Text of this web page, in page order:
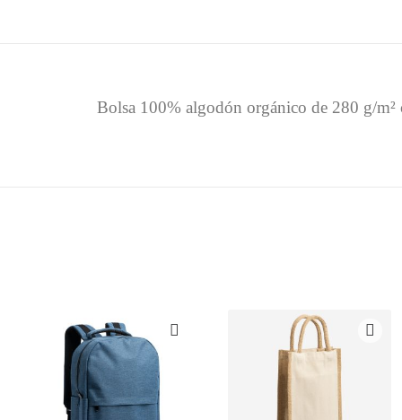
Bolsa 100% algodón orgánico de 280 g/m²